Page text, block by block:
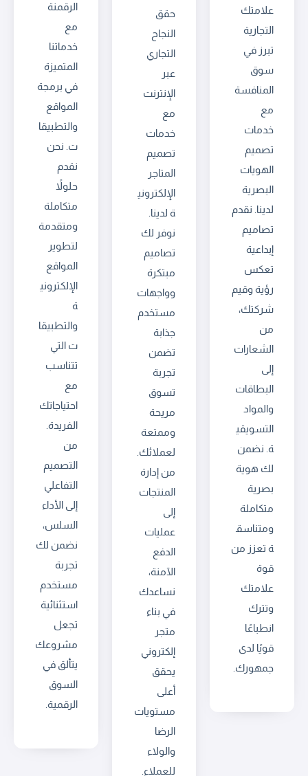
علامتك
التجارية
تبرز في
سوق
المنافسة
مع
خدمات
تصميم
الهويات
البصرية
لدينا. نقدم
تصاميم
إبداعية
تعكس
رؤية وقيم
شركتك،
من
الشعارات
إلى
البطاقات
والمواد
التسويقي
ة. نضمن
لك هوية
بصرية
متكاملة
ومتناسق
ة تعزز من
قوة
علامتك
وتترك
انطباعًا
قويًا لدى
جمهورك.
حقق
النجاح
التجاري
عبر
الإنترنت
مع
خدمات
تصميم
المتاجر
الإلكتروني
ة لدينا.
نوفر لك
تصاميم
مبتكرة
وواجهات
مستخدم
جذابة
تضمن
تجربة
تسوق
مريحة
وممتعة
لعملائك.
من إدارة
المنتجات
إلى
عمليات
الدفع
الآمنة،
نساعدك
في بناء
متجر
إلكتروني
يحقق
أعلى
مستويات
الرضا
والولاء
للعملاء.
الرقمنة
مع
خدماتنا
المتميزة
في برمجة
المواقع
والتطبيقا
ت. نحن
نقدم
حلولاً
متكاملة
ومتقدمة
لتطوير
المواقع
الإلكتروني
ة
والتطبيقا
ت التي
تتناسب
مع
احتياجاتك
الفريدة.
من
التصميم
التفاعلي
إلى الأداء
السلس،
نضمن لك
تجربة
مستخدم
استثنائية
تجعل
مشروعك
يتألق في
السوق
الرقمية.